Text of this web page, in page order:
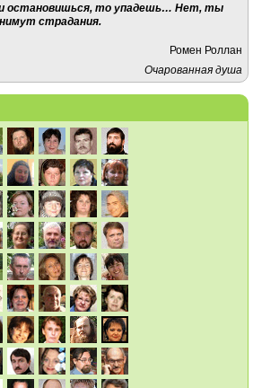
остановишься, то упадешь… Нет, ты
страдания.
Ромен Роллан
Очарованная душа